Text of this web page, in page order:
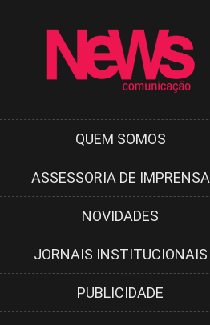
QUEM SOMOS
ASSESSORIA DE IMPRENSA
NOVIDADES
JORNAIS INSTITUCIONAIS
PUBLICIDADE